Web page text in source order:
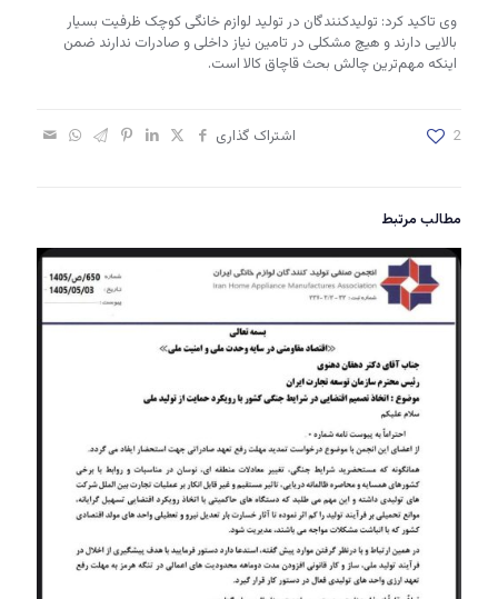
وی تاکید کرد: تولیدکنندگان در تولید لوازم خانگی کوچک ظرفیت بسیار
بالایی دارند و هیچ مشکلی در تامین نیاز داخلی و صادرات ندارند ضمن
اینکه مهم‌ترین چالش بحث قاچاق کالا است.
اشتراک گذاری 2
مطالب مرتبط